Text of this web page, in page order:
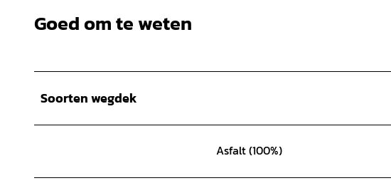
Goed om te weten
Soorten wegdek
Asfalt (100%)